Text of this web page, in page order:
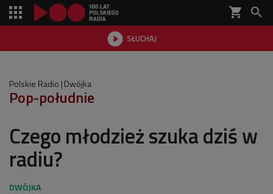
shopping_cart 
 SŁUCHAJ

Polskie Radio Dwójka
Pop-południe
Czego młodzież szuka dziś w
radiu?